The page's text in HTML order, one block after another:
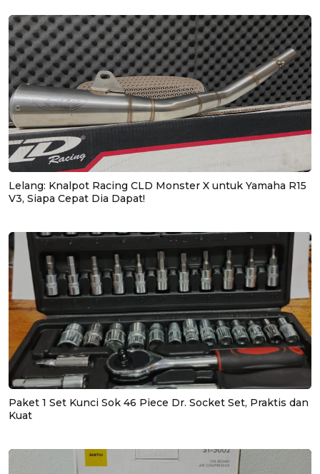
Lelang: Knalpot Racing CLD Monster X untuk Yamaha R15
V3, Siapa Cepat Dia Dapat!
Paket 1 Set Kunci Sok 46 Piece Dr. Socket Set, Praktis dan
Kuat